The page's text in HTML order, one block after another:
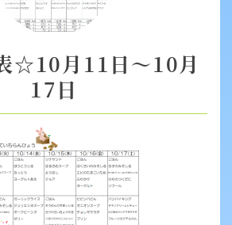
☆10月11日～10月
17日